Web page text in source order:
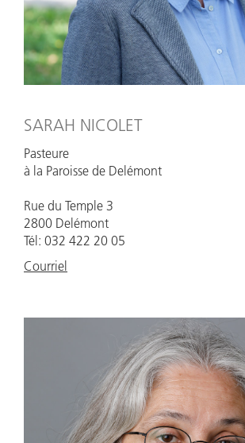
SARAH NICOLET
Pasteure
à la Paroisse de Delémont
Rue du Temple 3
2800 Delémont
Tél: 032 422 20 05
Courriel